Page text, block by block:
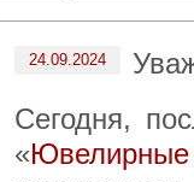
24.09.2024
Сегодня, после 15:00 по московскому времени в каталоге
«